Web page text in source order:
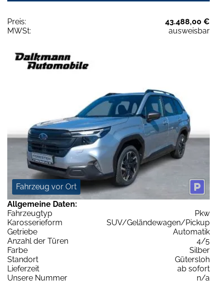
Preis:
43.488,00 €
MWSt:
ausweisbar
Fahrzeug vor Ort
Allgemeine Daten:
Fahrzeugtyp
Pkw
Karosserieform
SUV/Geländewagen/Pickup
Getriebe
Automatik
Anzahl der Türen
4/5
Farbe
Silber
Standort
Gütersloh
Lieferzeit
ab sofort
Unsere Nummer
n/a